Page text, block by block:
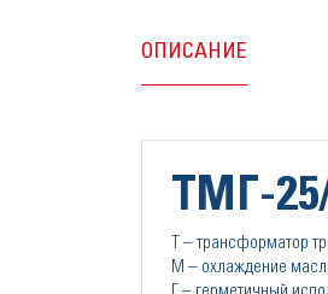
ОПИСАНИЕ
ТМГ-
Т – трансформатор
М – охлаждение